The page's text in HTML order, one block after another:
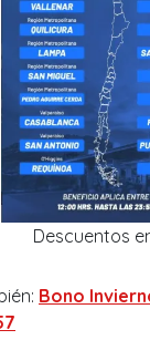
Descuentos
Bono